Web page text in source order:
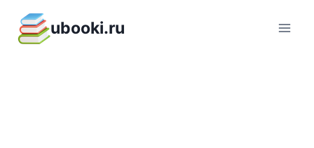
содержимому
ubooki.ru